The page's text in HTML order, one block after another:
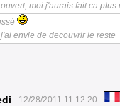
moi j'aurais fait ca plus
envie de decouvrir le reste
12/28/2011 11:12:20